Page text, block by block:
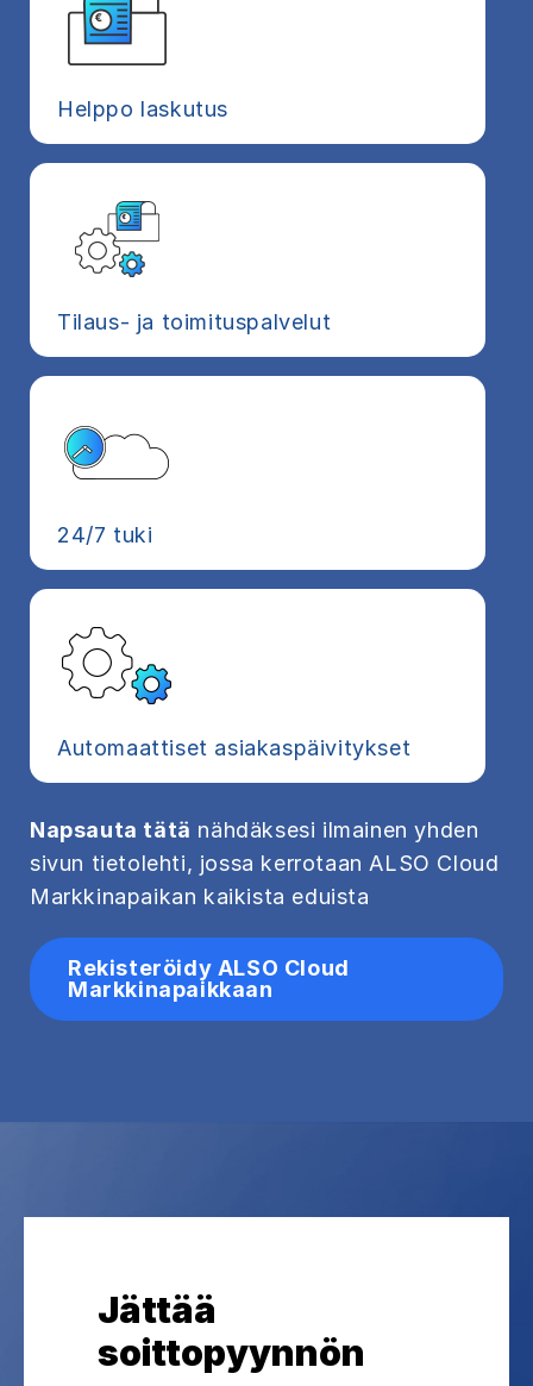
Helppo laskutus
Tilaus- ja toimituspalvelut
24/7 tuki
Automaattiset asiakaspäivitykset
Napsauta tätä nähdäksesi ilmainen yhden
sivun tietolehti, jossa kerrotaan ALSO Cloud
Markkinapaikan kaikista eduista
Rekisteröidy ALSO Cloud
Markkinapaikkaan
Jättää
soittopyynnön